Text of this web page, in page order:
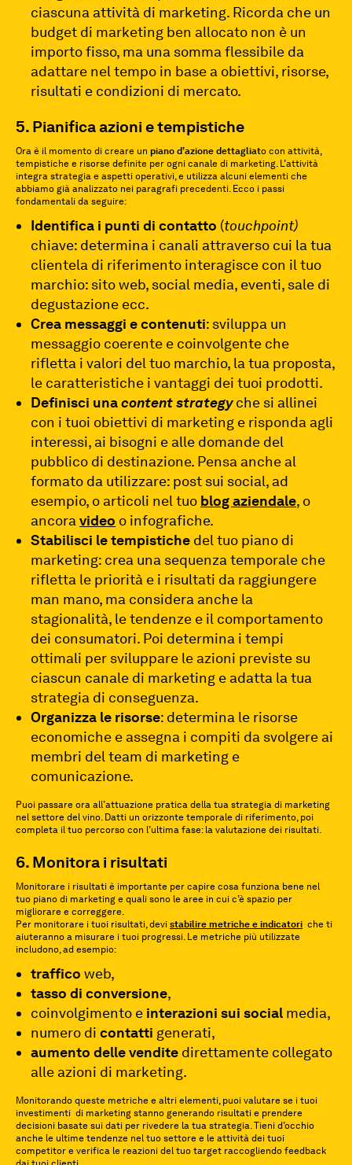
ciascuna attività di marketing. Ricorda che un
budget di marketing ben allocato non è un
importo fisso, ma una somma flessibile da
adattare nel tempo in base a obiettivi, risorse,
risultati e condizioni di mercato.
5. Pianifica azioni e tempistiche
Ora è il momento di creare un piano d’azione dettagliato con attività,
tempistiche e risorse definite per ogni canale di marketing. L’attività
integra strategia e aspetti operativi, e utilizza alcuni elementi che
abbiamo già analizzato nei paragrafi precedenti. Ecco i passi
fondamentali da seguire:
Identifica i punti di contatto (touchpoint)
chiave: determina i canali attraverso cui la tua
clientela di riferimento interagisce con il tuo
marchio: sito web, social media, eventi, sale di
degustazione ecc.
Crea messaggi e contenuti: sviluppa un
messaggio coerente e coinvolgente che
rifletta i valori del tuo marchio, la tua proposta,
le caratteristiche i vantaggi dei tuoi prodotti.
Definisci unacontent strategy che si allinei
con i tuoi obiettivi di marketing e risponda agli
interessi, ai bisogni e alle domande del
pubblico di destinazione. Pensa anche al
formato da utilizzare: post sui social, ad
esempio, o articoli nel tuo blog aziendale, o
ancoravideo o infografiche.
Stabilisci le tempistiche del tuo piano di
marketing: crea una sequenza temporale che
rifletta le priorità e i risultati da raggiungere
man mano, ma considera anche la
stagionalità, le tendenze e il comportamento
dei consumatori. Poi determina i tempi
ottimali per sviluppare le azioni previste su
ciascun canale di marketing e adatta la tua
strategia di conseguenza.
Organizza le risorse: determina le risorse
economiche e assegna i compiti da svolgere ai
membri del team di marketing e
comunicazione.
Puoi passare ora all’attuazione pratica della tua strategia di marketing
nel settore del vino. Datti un orizzonte temporale di riferimento, poi
completa il tuo percorso con l’ultima fase: la valutazione dei risultati.
6. Monitora i risultati
Monitorare i risultati è importante per capire cosa funziona bene nel
tuo piano di marketing e quali sono le aree in cui c’è spazio per
migliorare e correggere.
Per monitorare i tuoi risultati, devi stabilire metriche e indicatori che ti
aiuteranno a misurare i tuoi progressi. Le metriche più utilizzate
includono, ad esempio:
traffico web,
tasso di conversione,
coinvolgimento e interazioni sui social media,
numero dicontatti generati,
aumento delle vendite direttamente collegato
alle azioni di marketing.
Monitorando queste metriche e altri elementi, puoi valutare se i tuoi
investimenti di marketing stanno generando risultati e prendere
decisioni basate sui dati per rivedere la tua strategia.Tieni d’occhio
anche le ultime tendenze nel tuo settore e le attività dei tuoi
competitor e verifica le reazioni del tuo target raccogliendo feedback